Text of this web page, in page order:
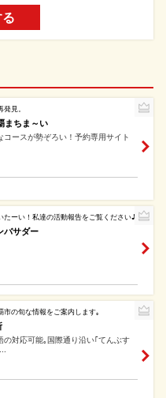
見。
まちま～い
コースが勢ぞろい！予約専用サイト
たーい！私達の活動報告をご覧ください♪
バサダー
市の旬な情報をご案内します｡
の対応可能｡国際通り沿い｢てんぶす